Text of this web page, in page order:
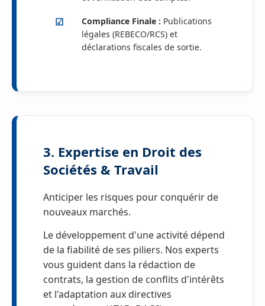
Compliance Finale : Publications
légales (REBECO/RCS) et
déclarations fiscales de sortie.
3. Expertise en Droit des
Sociétés & Travail
Anticiper les risques pour conquérir de
nouveaux marchés.
Le développement d'une activité dépend
de la fiabilité de ses piliers. Nos experts
vous guident dans la rédaction de
contrats, la gestion de conflits d'intérêts
et l'adaptation aux directives